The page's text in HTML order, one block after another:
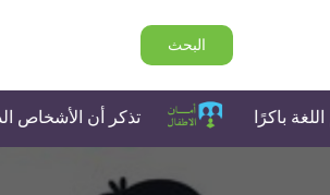
البحث
تذكر أن الأشخاص الذين تتحدث